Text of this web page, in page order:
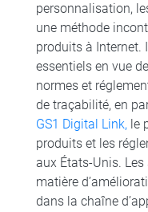
personnalisation,
une méthode
produits à Internet.
essentiels en vue
normes et
de traçabilité, en
GS1 Digital Link,le
produits et les
aux États-Unis.
matière
dans la chaîne